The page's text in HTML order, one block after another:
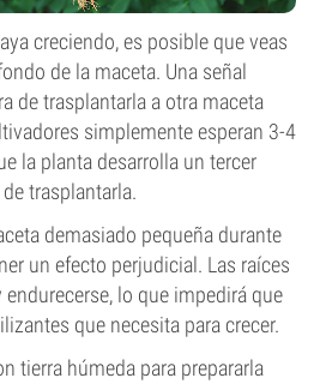
creciendo, es posible que veas
de la maceta. Una señal
de trasplantarla a otra maceta
simplemente esperan 3-4
la planta desarrolla un tercer
trasplantarla.
demasiado pequeña durante
un efecto perjudicial. Las raíces
endurecerse, lo que impedirá que
que necesita para crecer.
tierra húmeda para prepararla